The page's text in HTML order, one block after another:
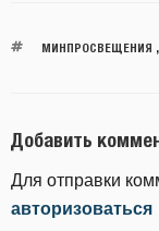
МИНПРОСВЕЩЕНИЯ ,
Добавить
Для отправки
авторизоваться